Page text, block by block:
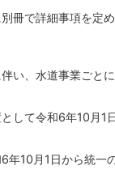
冊で詳細事項を定
い、水道事業ごと
して令和6年10月1
10月1日から統一